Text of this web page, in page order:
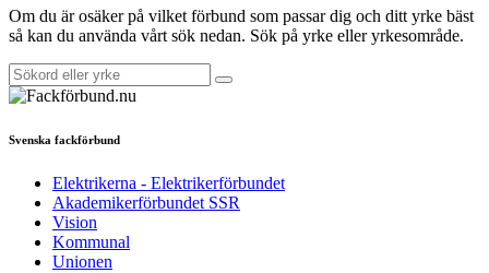
Om du är osäker på vilket förbund som passar dig och ditt yrke bäst
så kan du använda vårt sök nedan. Sök på yrke eller yrkesområde.
Svenska fackförbund
Elektrikerna - Elektrikerförbundet
Akademikerförbundet SSR
Vision
Kommunal
Unionen